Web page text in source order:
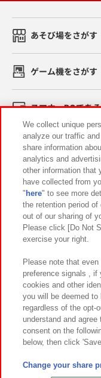
あそび場をさがす
ゲーム機をさがす
スマホ・PCであ
イベント・キャン
関連会社
プライバシーポリシー
お取引先さま
カスタマーハラスメント
We collect unique
analyze our traffic
share information
analytics and
other information that
have collected from
" here" to see more
the retention period
out of our sharing of
Please click [Do Not
exercise your right.
Please note that
preference signals , if
cookies and other
you will be deemed
regardless of the opt-
understand and
consent on the
below, then click
Change your share